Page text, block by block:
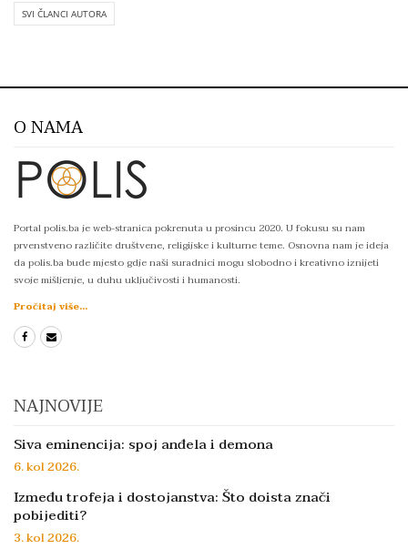
SVI ČLANCI AUTORA
O NAMA
Portal polis.ba je web-stranica pokrenuta u prosincu 2020. U fokusu su nam
prvenstveno različite društvene, religijske i kulturne teme. Osnovna nam je ideja
da polis.ba bude mjesto gdje naši suradnici mogu slobodno i kreativno iznijeti
svoje mišljenje, u duhu uključivosti i humanosti.
Pročitaj više...
NAJNOVIJE
Siva eminencija: spoj anđela i demona
6. kol 2026.
Između trofeja i dostojanstva: Što doista znači
pobijediti?
3. kol 2026.